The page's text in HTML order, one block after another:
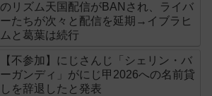
のリズム天国配信がBANされ、ライバ
ーたちが次々と配信を延期→イブラヒ
ムと葛葉は続行
【不参加】にじさんじ「シェリン・バ
ーガンディ」がにじ甲2026への名前貸
しを辞退したと発表